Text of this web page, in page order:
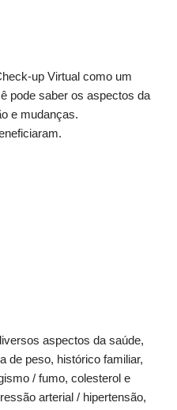
up Virtual como um
pode saber os aspectos da
e mudanças.
aspectos da saúde,
de peso, histórico familiar,
/ fumo, colesterol e
arterial / hipertensão,